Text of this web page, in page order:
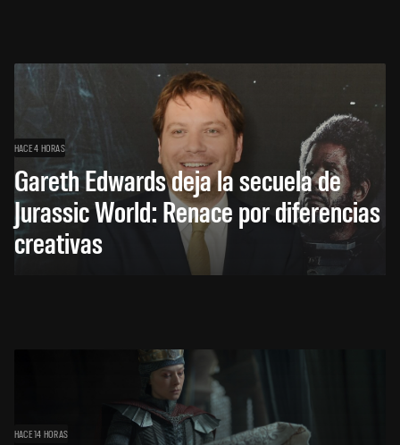
HACE 4 HORAS
Gareth Edwards deja la secuela de
Jurassic World: Renace por diferencias
creativas
HACE 14 HORAS